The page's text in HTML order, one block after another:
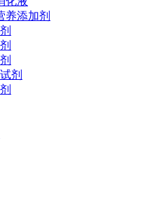
养添加剂
剂